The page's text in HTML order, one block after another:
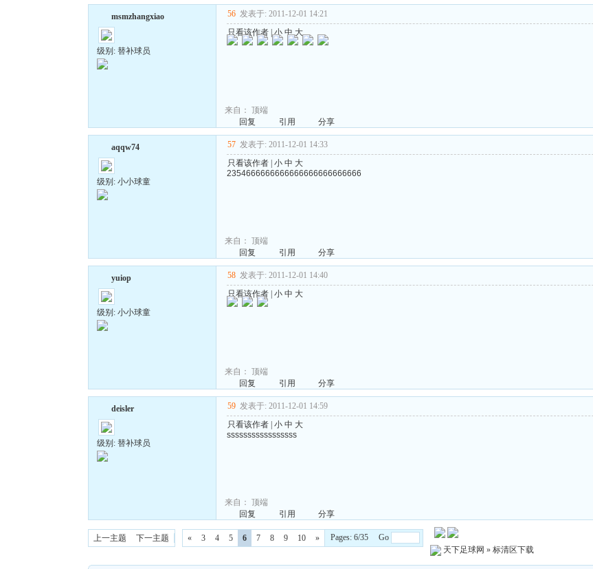
msmzhangxiao
级别: 替补球员
56 发表于: 2011-12-01 14:21
只看该作者|小 中 大
来自： 顶端
回复
引用 分享
aqqw74
级别: 小小球童
57 发表于: 2011-12-01 14:33
只看该作者| 小 中 大
2354666666666666666666666666
来自： 顶端
回复
引用 分享
yuiop
级别: 小小球童
58 发表于: 2011-12-01 14:40
只看该作者| 小 中 大
来自： 顶端
回复
引用 分享
deisler
级别: 替补球员
59 发表于: 2011-12-01 14:59
只看该作者| 小 中 大
sssssssssssssssss
来自： 顶端
回复
引用 分享
上一主题 下一主题 « 3 4 5 6 7 8 9 10 »
Pages: 6/35 Go
天下足球网 » 标清区下载